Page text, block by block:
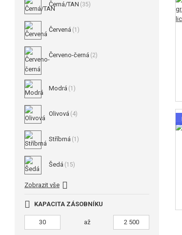
Černá/TAN (35)
Červená (1)
Červeno-černá (2)
Modrá (1)
Olivová (4)
Stříbrná (1)
Šedá (15)
Zobrazit vše
KAPACITA ZÁSOBNÍKU
až